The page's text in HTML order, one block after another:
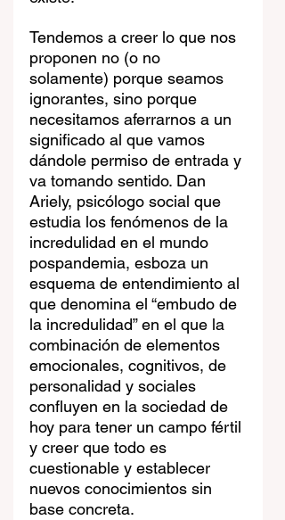
Tendemos a creer lo que nos
proponen no (o no
solamente) porque seamos
ignorantes, sino porque
necesitamos aferrarnos a un
significado al que vamos
dándole permiso de entrada y
va tomando sentido. Dan
Ariely, psicólogo social que
estudia los fenómenos de la
incredulidad en el mundo
pospandemia, esboza un
esquema de entendimiento al
que denomina el “embudo de
la incredulidad” en el que la
combinación de elementos
emocionales, cognitivos, de
personalidad y sociales
confluyen en la sociedad de
hoy para tener un campo fértil
y creer que todo es
cuestionable y establecer
nuevos conocimientos sin
base concreta.